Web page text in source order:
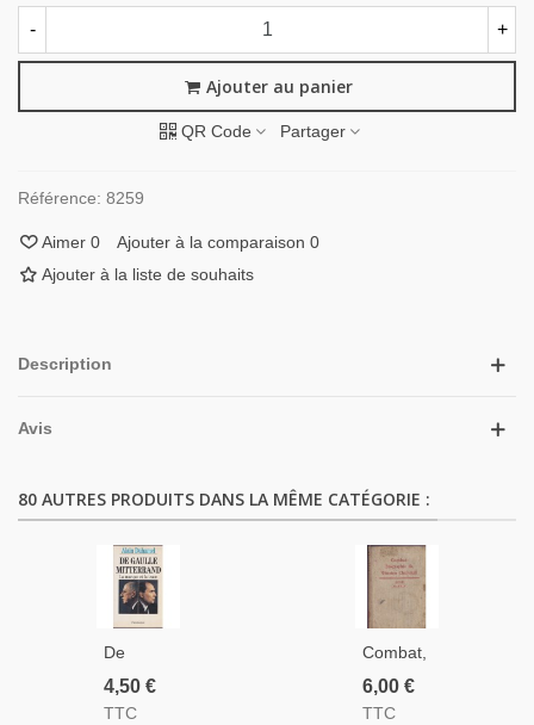
- +
Ajouter au panier
QR Code Partager
Référence: 8259
Aimer 0 Ajouter à la comparaison 0
Ajouter à la liste de souhaits
Description
Avis
80 AUTRES PRODUITS DANS LA MÊME CATÉGORIE :
De
Gaulle
Mitterrand,
4,50 €
TTC
Combat,
Battle,
Biographie
6,00 €
TTC